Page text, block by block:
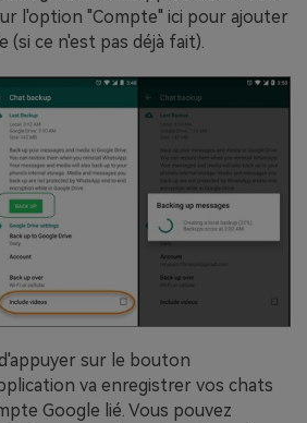
l'option "Compte" ici pour ajouter
ce n'est pas déjà fait).
sur le bouton
va enregistrer vos chats
Google lié. Vous pouvez